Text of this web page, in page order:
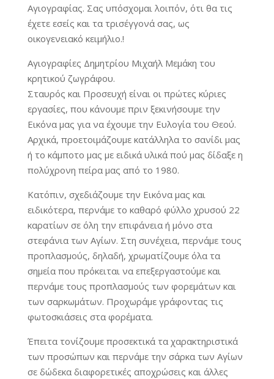
Αγιογραφίας. Σας υπόσχομαι λοιπόν, ότι θα τις
έχετε εσείς και τα τρισέγγονά σας, ως
οικογενειακό κειμήλιο.!
Αγιογραφίες Δημητρίου Μιχαήλ Μεμάκη του
κρητικού ζωγράφου.
Σταυρός και Προσευχή είναι οι πρώτες κύριες
εργασίες, που κάνουμε πριν ξεκινήσουμε την
Εικόνα μας για να έχουμε την Ευλογία του Θεού.
Αρχικά, προετοιμάζουμε κατάλληλα το σανίδι μας
ή το κάμποτο μας με ειδικά υλικά πού μας δίδαξε η
πολύχρονη πείρα μας από το 1980.
Κατόπιν, σχεδιάζουμε την Εικόνα μας και
ειδικότερα, περνάμε το καθαρό φύλλο χρυσού 22
καρατίων σε όλη την επιφάνεια ή μόνο στα
στεφάνια των Αγίων. Στη συνέχεια, περνάμε τους
προπλασμούς, δηλαδή, χρωματίζουμε όλα τα
σημεία που πρόκειται να επεξεργαστούμε και
περνάμε τους προπλασμούς των φορεμάτων και
των σαρκωμάτων. Προχωράμε γράφοντας τις
φωτοσκιάσεις στα φορέματα.
Έπειτα τονίζουμε προσεκτικά τα χαρακτηριστικά
των προσώπων και περνάμε την σάρκα των Αγίων
σε δώδεκα διαφορετικές αποχρώσεις και άλλες